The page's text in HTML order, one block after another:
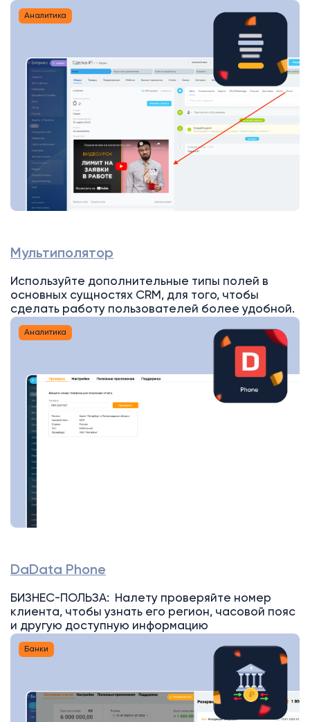
Аналитика
Мультиполятор
Используйте дополнительные типы полей в
основных сущностях CRM, для того, чтобы
сделать работу пользователей более удобной.
Аналитика
DaData Phone
БИЗНЕС-ПОЛЬЗА: Налету проверяйте номер
клиента, чтобы узнать его регион, часовой пояс
и другую доступную информацию
Банки